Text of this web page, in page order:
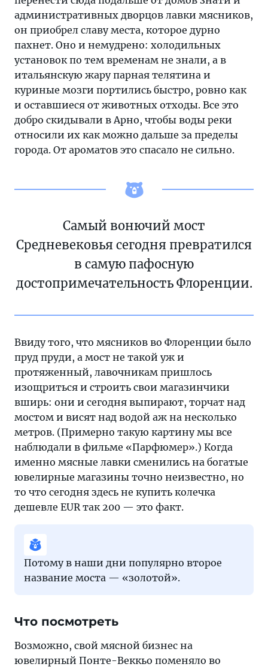
административных дворцов лавки мясников,
он приобрел славу места, которое дурно
пахнет. Оно и немудрено: холодильных
установок по тем временам не знали, а в
итальянскую жару парная телятина и
куриные мозги портились быстро, ровно как
и оставшиеся от животных отходы. Все это
добро скидывали в Арно, чтобы воды реки
относили их как можно дальше за пределы
города. От ароматов это спасало не сильно.
Самый вонючий мост
Средневековья сегодня превратился
в самую пафосную
достопримечательность Флоренции.
Ввиду того, что мясников во Флоренции было
пруд пруди, а мост не такой уж и
протяженный, лавочникам пришлось
изощриться и строить свои магазинчики
вширь: они и сегодня выпирают, торчат над
мостом и висят над водой аж на несколько
метров. (Примерно такую картину мы все
наблюдали в фильме «Парфюмер».) Когда
именно мясные лавки сменились на богатые
ювелирные магазины точно неизвестно, но
то что сегодня здесь не купить колечка
дешевле EUR так 200 — это факт.
Потому в наши дни популярно второе
название моста — «золотой».
Что посмотреть
Возможно, свой мясной бизнес на
ювелирный Понте-Веккьо поменяло во